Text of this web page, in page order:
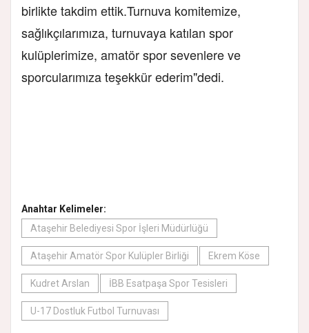
birlikte takdim ettik.Turnuva komitemize,
sağlıkçılarımıza, turnuvaya katılan spor
kulüplerimize, amatör spor sevenlere ve
sporcularımıza teşekkür ederim"dedi.
Anahtar Kelimeler:
Ataşehir Belediyesi Spor İşleri Müdürlüğü
Ataşehir Amatör Spor Kulüpler Birliği Ekrem Köse
Kudret Arslan İBB Esatpaşa Spor Tesisleri
U-17 Dostluk Futbol Turnuvası